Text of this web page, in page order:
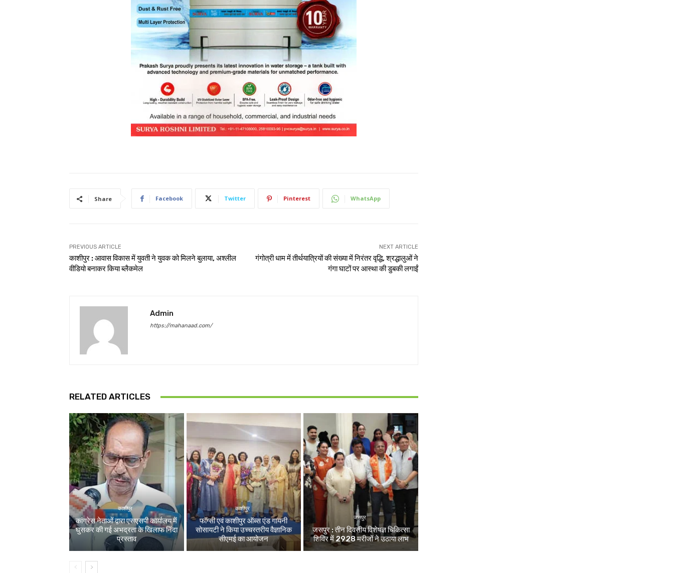
Share Facebook Twitter Pinterest WhatsApp
PREVIOUS ARTICLE
काशीपुर : आवास विकास में युवती ने युवक को मिलने बुलाया, अश्लील
वीडियो बनाकर किया ब्लैकमेल
NEXT ARTICLE
गंगोत्री धाम में तीर्थयात्रियों की संख्या में निरंतर वृद्धि, श्रद्धालुओं ने
गंगा घाटों पर आस्था की डुबकी लगाईं
Admin
https://mahanaad.com/
RELATED ARTICLES
काशीपुर
कांग्रेस नेताओं द्वारा एसएसपी कार्यालय में
घुसकर की गई अभद्रता के खिलाफ निंदा
प्रस्ताव
काशीपुर
फॉग्सी एवं काशीपुर ऑब्स एंड गायनी
सोसायटी ने किया उच्चस्तरीय वैज्ञानिक
सीएमई का आयोजन
जसपुर
जसपुर : तीन दिवसीय विशेषज्ञ चिकित्सा
शिविर में 2928 मरीजों ने उठाया लाभ